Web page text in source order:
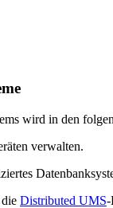
wird in den
verwalten.
Distributed UMS-